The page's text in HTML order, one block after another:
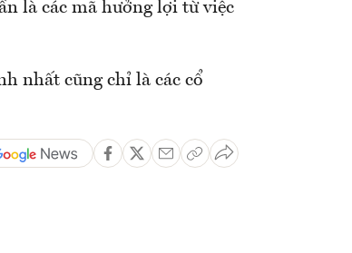
là các mã hưởng lợi từ việc
nhất cũng chỉ là các cổ